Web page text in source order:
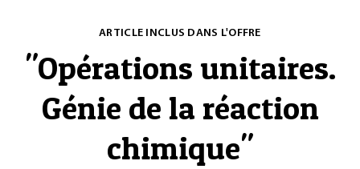
ARTICLE INCLUS DANS L'OFFRE
"Opérations unitaires.
Génie de la réaction
chimique"